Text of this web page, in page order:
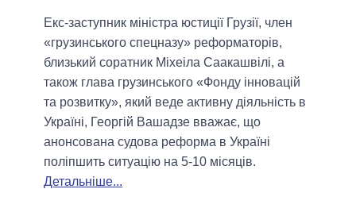
Екс-заступник міністра юстиції Грузії, член
«грузинського спецназу» реформаторів,
близький соратник Міхеіла Саакашвілі, а
також глава грузинського «Фонду інновацій
та розвитку», який веде активну діяльність в
Україні, Георгій Вашадзе вважає, що
анонсована судова реформа в Україні
поліпшить ситуацію на 5-10 місяців.
Детальніше...